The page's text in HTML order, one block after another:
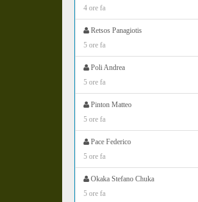
4 ore fa
Retsos Panagiotis
5 ore fa
Poli Andrea
5 ore fa
Pinton Matteo
5 ore fa
Pace Federico
5 ore fa
Okaka Stefano Chuka
5 ore fa